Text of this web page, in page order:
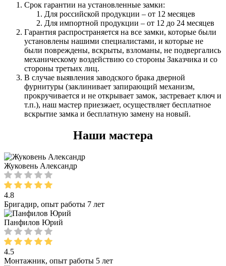
Срок гарантии на установленные замки:
Для российской продукции – от 12 месяцев
Для импортной продукции – от 12 до 24 месяцев
Гарантия распространяется на все замки, которые были
установлены нашими специалистами, и которые не
были повреждены, вскрыты, взломаны, не подвергались
механическому воздействию со стороны Заказчика и со
стороны третьих лиц.
В случае выявления заводского брака дверной
фурнитуры (заклинивает запирающий механизм,
прокручивается и не открывает замок, застревает ключ и
т.п.), наш мастер приезжает, осуществляет бесплатное
вскрытие замка и бесплатную замену на новый.
Наши мастера
Жуковень Александр
4.8
Бригадир, опыт работы 7 лет
Панфилов Юрий
4.5
Монтажник, опыт работы 5 лет